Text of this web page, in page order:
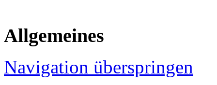
Allgemeines
Navigation überspringen